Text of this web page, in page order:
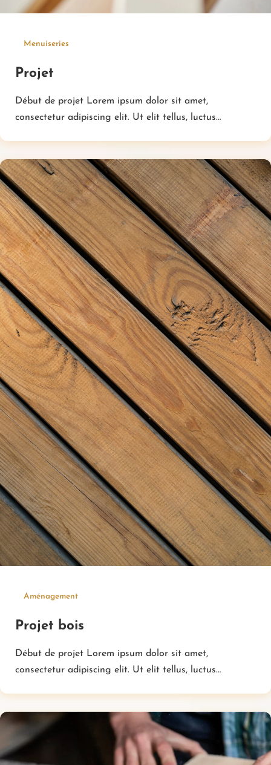
Menuiseries
Projet
Début de projet Lorem ipsum dolor sit amet,
consectetur adipiscing elit. Ut elit tellus, luctus…
Aménagement
Projet bois
Début de projet Lorem ipsum dolor sit amet,
consectetur adipiscing elit. Ut elit tellus, luctus…